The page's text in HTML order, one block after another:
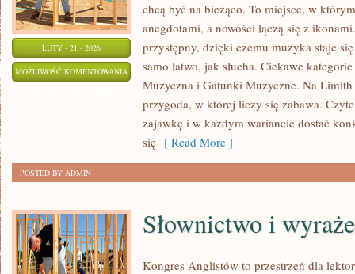
LUTY - 21 - 2026
MOŻLIWOŚĆ KOMENTOWANIA MUZYCZNE
RANKINGI
TOPLISTY
chcą być na bieżąco. To miejsce, w
anegdotami, a nowości łączą się z
przystępny, dzięki czemu muzyka staje
samo łatwo, jak słucha. Ciekawe
Muzyczna i Gatunki Muzyczne. Na
przygoda, w której liczy się zabawa.
zajawkę i w każdym wariancie dostać
się [ Read More ]
POSTED BY ADMIN
Słownictwo i
Kongres Anglistów to przestrzeń dla